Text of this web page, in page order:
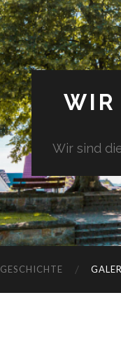
WIR
Wir sind
GESCHICHTE